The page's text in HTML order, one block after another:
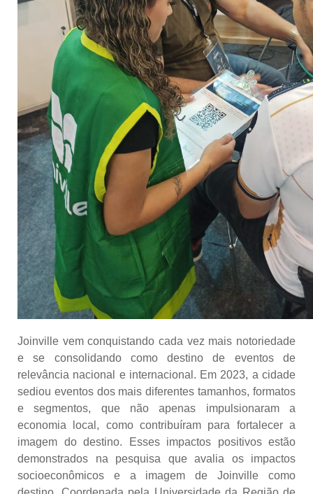
Joinville vem conquistando cada vez mais notoriedade
e se consolidando como destino de eventos de
relevância nacional e internacional. Em 2023, a cidade
sediou eventos dos mais diferentes tamanhos, formatos
e segmentos, que não apenas impulsionaram a
economia local, como contribuíram para fortalecer a
imagem do destino. Esses impactos positivos estão
demonstrados na pesquisa que avalia os impactos
socioeconômicos e a imagem de Joinville como